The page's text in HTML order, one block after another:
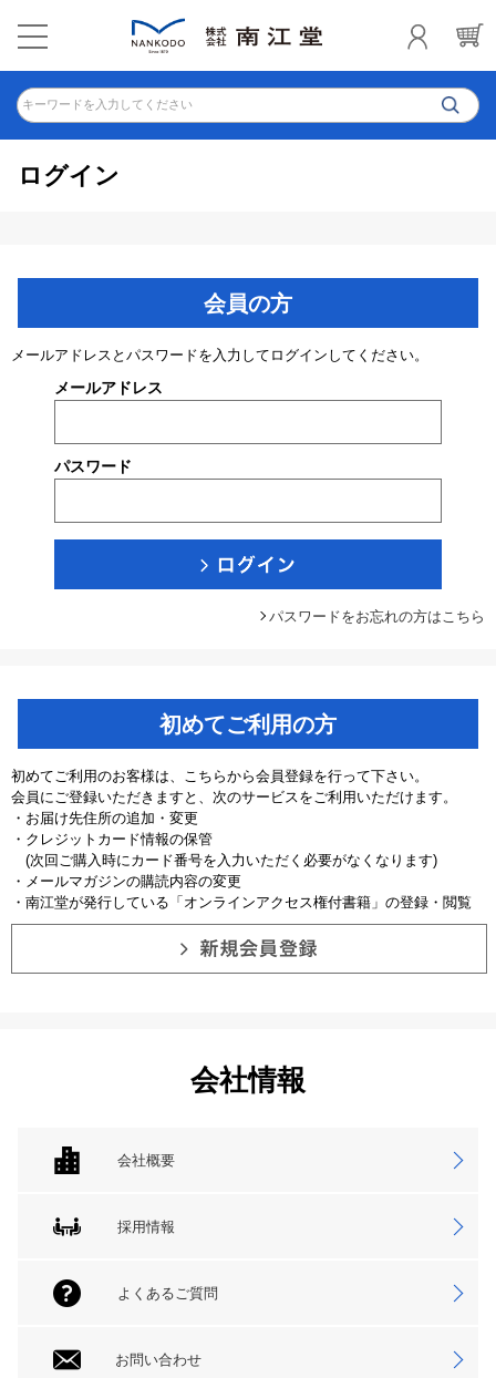
キーワードを入力してください
ログイン
会員の方
メールアドレスとパスワードを入力してログインしてください。
メールアドレス
パスワード
パスワードをお忘れの方はこちら
初めてご利用の方
初めてご利用のお客様は、こちらから会員登録を行って下さい。
会員にご登録いただきますと、次のサービスをご利用いただけます。
・お届け先住所の追加・変更
・クレジットカード情報の保管
(次回ご購入時にカード番号を入力いただく必要がなくなります)
・メールマガジンの購読内容の変更
・南江堂が発行している「オンラインアクセス権付書籍」の登録・閲覧
会社情報
会社概要
採用情報
よくあるご質問
お問い合わせ